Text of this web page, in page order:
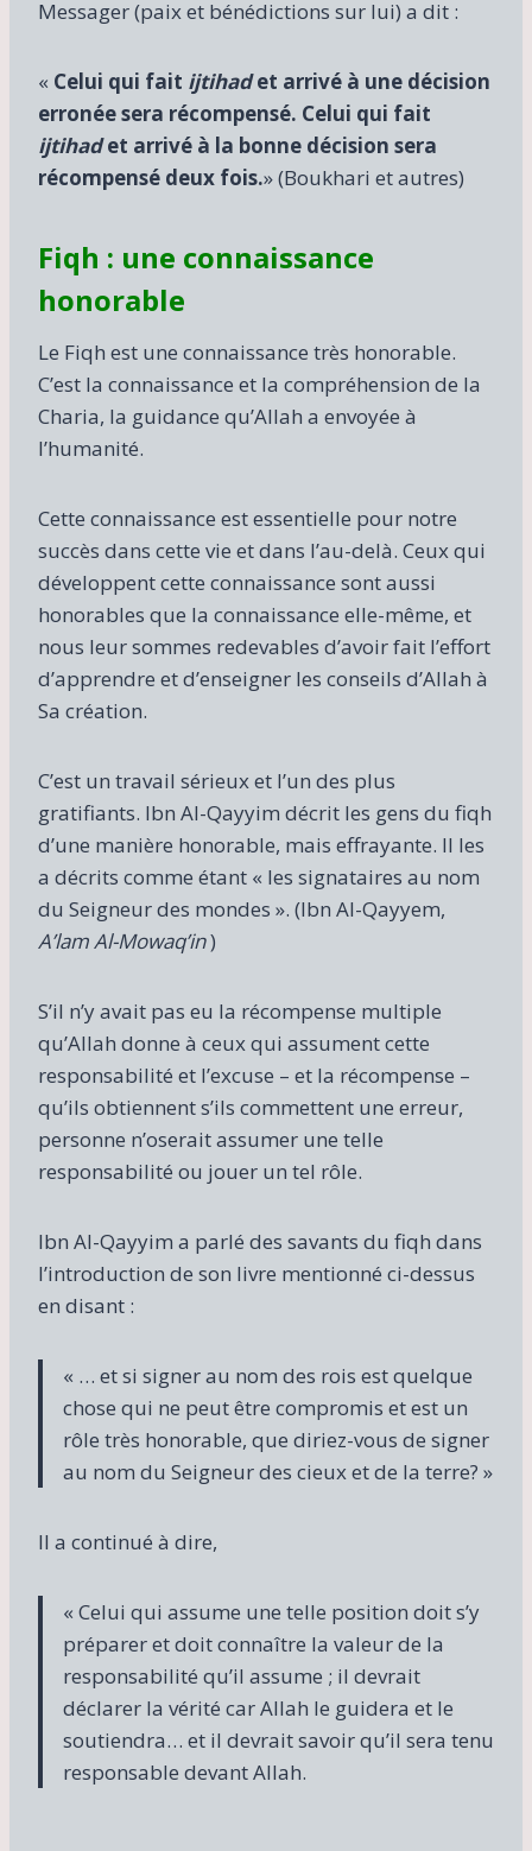
Messager (paix et bénédictions sur lui) a dit :
« Celui qui fait ijtihadet arrivé à une décision
erronée sera récompensé. Celui qui fait
ijtihadet arrivé à la bonne décision sera
récompensé deux fois.» (Boukhari et autres)
Fiqh : une connaissance
honorable
Le Fiqh est une connaissance très honorable.
C’est la connaissance et la compréhension de la
Charia, la guidance qu’Allah a envoyée à
l’humanité.
Cette connaissance est essentielle pour notre
succès dans cette vie et dans l’au-delà. Ceux qui
développent cette connaissance sont aussi
honorables que la connaissance elle-même, et
nous leur sommes redevables d’avoir fait l’effort
d’apprendre et d’enseigner les conseils d’Allah à
Sa création.
C’est un travail sérieux et l’un des plus
gratifiants. Ibn Al-Qayyim décrit les gens du fiqh
d’une manière honorable, mais effrayante. Il les
a décrits comme étant « les signataires au nom
du Seigneur des mondes ». (Ibn Al-Qayyem,
A’lam Al-Mowaq’in)
S’il n’y avait pas eu la récompense multiple
qu’Allah donne à ceux qui assument cette
responsabilité et l’excuse – et la récompense –
qu’ils obtiennent s’ils commettent une erreur,
personne n’oserait assumer une telle
responsabilité ou jouer un tel rôle.
Ibn Al-Qayyim a parlé des savants du fiqh dans
l’introduction de son livre mentionné ci-dessus
en disant :
« … et si signer au nom des rois est quelque
chose qui ne peut être compromis et est un
rôle très honorable, que diriez-vous de signer
au nom du Seigneur des cieux et de la terre? »
Il a continué à dire,
« Celui qui assume une telle position doit s’y
préparer et doit connaître la valeur de la
responsabilité qu’il assume ; il devrait
déclarer la vérité car Allah le guidera et le
soutiendra… et il devrait savoir qu’il sera tenu
responsable devant Allah.